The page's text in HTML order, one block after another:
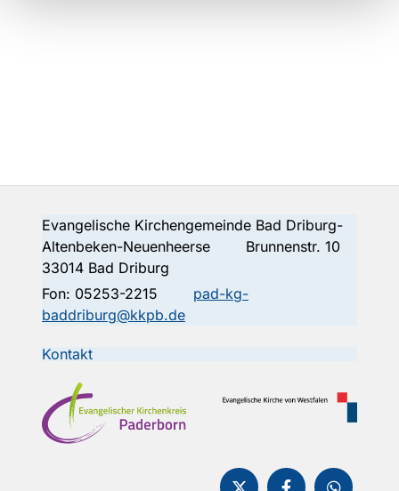
Evangelische Kirchengemeinde Bad Driburg-
Altenbeken-Neuenheerse Brunnenstr. 10
33014 Bad Driburg
Fon: 05253-2215
pad-kg-
baddriburg@kkpb.de
Kontakt